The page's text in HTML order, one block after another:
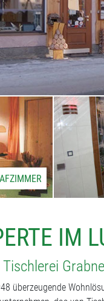
IM
überzeugende